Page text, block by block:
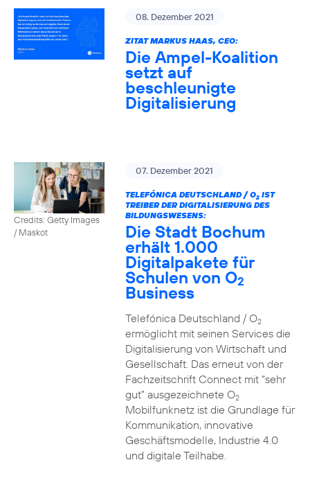
08. Dezember 2021
ZITAT MARKUS HAAS, CEO:
Die Ampel-Koalition
setzt auf
beschleunigte
Digitalisierung
Credits: Getty Images
/ Maskot
07. Dezember 2021
TELEFÓNICA DEUTSCHLAND / O2IST
TREIBER DER DIGITALISIERUNG DES
BILDUNGSWESENS:
Die Stadt Bochum
erhält 1.000
Digitalpakete für
Schulen von O2
Business
Telefónica Deutschland / O2
ermöglicht mit seinen Services die
Digitalisierung von Wirtschaft und
Gesellschaft. Das erneut von der
Fachzeitschrift Connect mit “sehr
gut” ausgezeichnete O2
Mobilfunknetz ist die Grundlage für
Kommunikation, innovative
Geschäftsmodelle, Industrie 4.0
und digitale Teilhabe.